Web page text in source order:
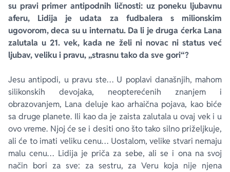
su pravi primer antipodnih ličnosti: uz poneku ljubavnu
aferu, Lidija je udata za fudbalera s milionskim
ugovorom, deca su u internatu. Da li je druga ćerka Lana
zalutala u 21. vek, kada ne želi ni novac ni status već
ljubav, veliku i pravu, „strasnu tako da sve gori“?
Jesu antipodi, u pravu ste… U poplavi današnjih, mahom
silikonskih devojaka, neopterećenih znanjem i
obrazovanjem, Lana deluje kao arhaična pojava, kao biće
sa druge planete. Ili kao da je zaista zalutala u ovaj vek i u
ovo vreme. Njoj će se i desiti ono što tako silno priželjkuje,
ali će to imati veliku cenu… Uostalom, velike stvari nemaju
malu cenu… Lidija je priča za sebe, ali se i ona na svoj
način bori za sve: za sestru, za Veru koja nije njena